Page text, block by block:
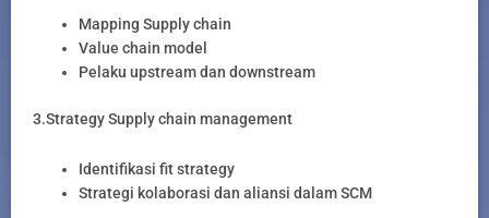
Mapping Supply chain
Value chain model
Pelaku upstream dan downstream
3.Strategy Supply chain management
Identifikasi fit strategy
Strategi kolaborasi dan aliansi dalam SCM